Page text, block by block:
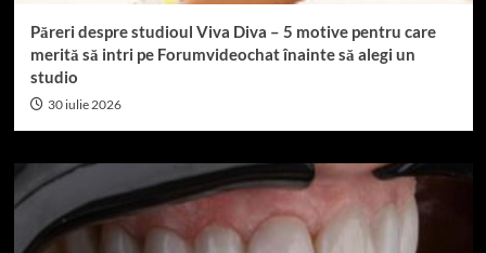
Păreri despre studioul Viva Diva – 5 motive pentru care
merită să intri pe Forumvideochat înainte să alegi un
studio
30 iulie 2026